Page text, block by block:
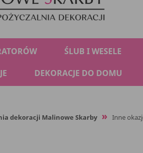
ŚLUB I WESELE
DEKORACJE DO DOMU
dekoracji Malinowe Skarby Inne